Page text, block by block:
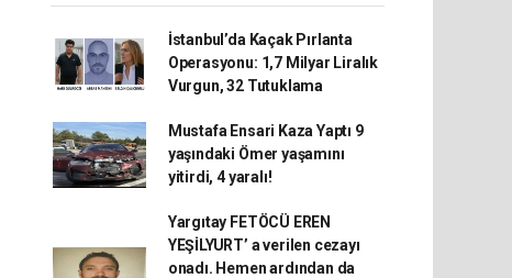
İstanbul’da Kaçak Pırlanta
Operasyonu: 1,7 Milyar Liralık
Vurgun, 32 Tutuklama
Mustafa Ensari Kaza Yaptı 9
yaşındaki Ömer yaşamını
yitirdi, 4 yaralı!
Yargıtay FETÖCÜ EREN
YEŞİLYURT’ a verilen cezayı
onadı. Hemen ardından da